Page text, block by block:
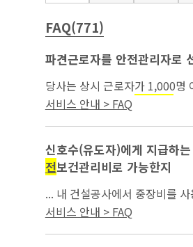
FAQ(771)
파견근로자를 안전관리자로
당사는 상시 근로자가 1,000명
있는 사업장으로서
보
자 2명, 보건관리자 1명을 선임
전관리자 2명 중 1명을...
서비스 안내 > FAQ
신호수(유도자)에게 지급하
전보건관리비로 가능한지
... 내 건설공사에서 중장비를
를 배치하는데 이때 유도자에게
보건관리비로 가능한
서비스 안내 > FAQ